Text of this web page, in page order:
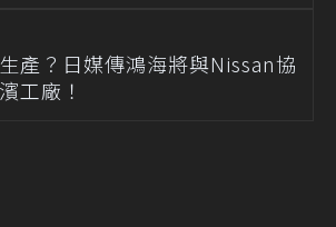
產？日媒傳鴻海將與Nissan協
工廠！